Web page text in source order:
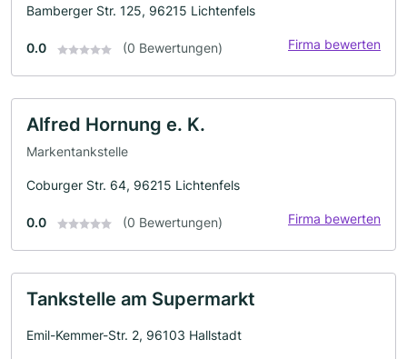
Bamberger Str. 125, 96215 Lichtenfels
0.0 (0 Bewertungen) Firma bewerten
Alfred Hornung e. K.
Markentankstelle
Coburger Str. 64, 96215 Lichtenfels
0.0 (0 Bewertungen) Firma bewerten
Tankstelle am Supermarkt
Emil-Kemmer-Str. 2, 96103 Hallstadt